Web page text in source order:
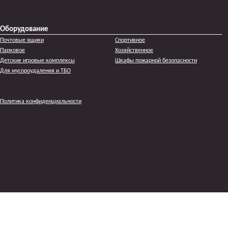
Оборудование
Почтовые ящики
Парковое
Детские игровые комплексы
Для мусороудаления и ТБО
Спортивное
Хозяйственное
Шкафы пожарной безопасности
Политика конфиденциальности